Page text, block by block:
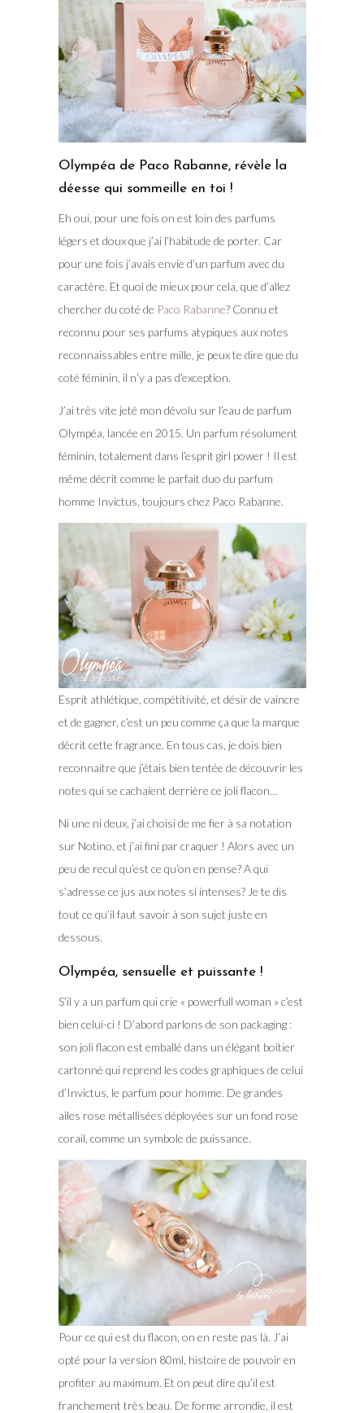
Olympéa de Paco Rabanne, révèle la
déesse qui sommeille en toi !
Eh oui, pour une fois on est loin des parfums
légers et doux que j’ai l’habitude de porter. Car
pour une fois j’avais envie d’un parfum avec du
caractère. Et quoi de mieux pour cela, que d’allez
chercher du coté de Paco Rabanne? Connu et
reconnu pour ses parfums atypiques aux notes
reconnaissables entre mille, je peux te dire que du
coté féminin, il n’y a pas d’exception.
J’ai très vite jeté mon dévolu sur l’eau de parfum
Olympéa, lancée en 2015. Un parfum résolument
féminin, totalement dans l’esprit girl power ! Il est
même décrit comme le parfait duo du parfum
homme Invictus, toujours chez Paco Rabanne.
Esprit athlétique, compétitivité, et désir de vaincre
et de gagner, c’est un peu comme ça que la marque
décrit cette fragrance. En tous cas, je dois bien
reconnaitre que j’étais bien tentée de découvrir les
notes qui se cachaient derrière ce joli flacon…
Ni une ni deux, j’ai choisi de me fier à sa notation
sur Notino, et j’ai fini par craquer ! Alors avec un
peu de recul qu’est ce qu’on en pense? A qui
s’adresse ce jus aux notes si intenses? Je te dis
tout ce qu’il faut savoir à son sujet juste en
dessous.
Olympéa, sensuelle et puissante !
S’il y a un parfum qui crie « powerfull woman » c’est
bien celui-ci ! D’abord parlons de son packaging :
son joli flacon est emballé dans un élégant boitier
cartonné qui reprend les codes graphiques de celui
d’Invictus, le parfum pour homme. De grandes
ailes rose métallisées déployées sur un fond rose
corail, comme un symbole de puissance.
Pour ce qui est du flacon, on en reste pas là. J’ai
opté pour la version 80ml, histoire de pouvoir en
profiter au maximum. Et on peut dire qu’il est
franchement très beau. De forme arrondie, il est